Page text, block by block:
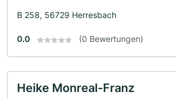
B 258, 56729 Herresbach
0.0 (0 Bewertungen)
Heike Monreal-Franz